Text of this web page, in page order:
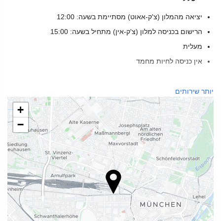
יציאה מהמלון (צ'ק-אאוט) מסתיימת בשעה: 12:00
הרישום בכניסה למלון (צ'ק-אין) מתחיל בשעה: 15:00
מעלית
אין כניסה לחיות מחמד
ספא
חמאם
סאונה
מכון כושר
שירותי קבלה
דלפק קבלה 24 שעות ביממה
אחסון מטען
יותר שירותים
+
−